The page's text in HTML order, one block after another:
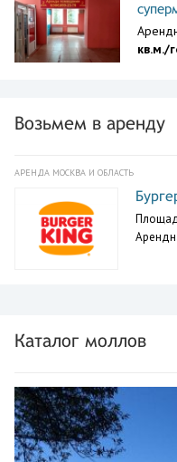
кв.м./
Возьмем в аренду
АРЕНДА МОСКВА И ОБЛАСТЬ
Каталог моллов